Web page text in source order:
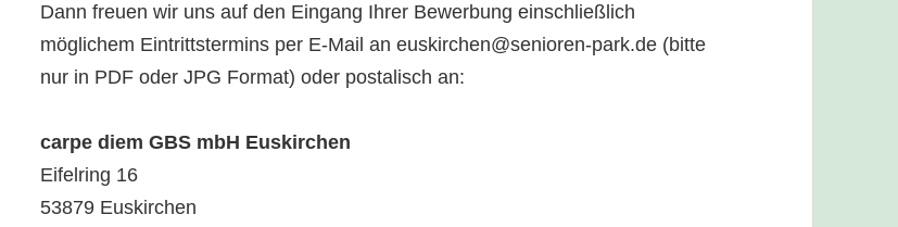
Dann freuen wir uns auf den Eingang Ihrer Bewerbung einschließlich
möglichem Eintrittstermins per E-Mail an euskirchen@senioren-park.de (bitte
nur in PDF oder JPG Format) oder postalisch an:
carpe diem GBS mbH Euskirchen
Eifelring 16
53879 Euskirchen